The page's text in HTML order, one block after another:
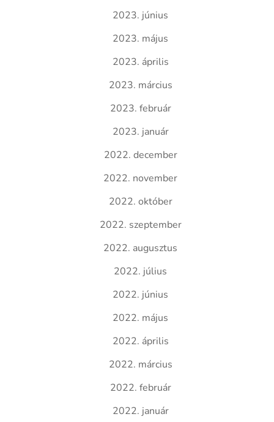
2023. június
2023. május
2023. április
2023. március
2023. február
2023. január
2022. december
2022. november
2022. október
2022. szeptember
2022. augusztus
2022. július
2022. június
2022. május
2022. április
2022. március
2022. február
2022. január